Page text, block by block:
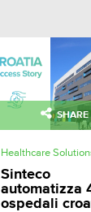
SHARE
Healthcare
Sinteco
automatizza
ospedali